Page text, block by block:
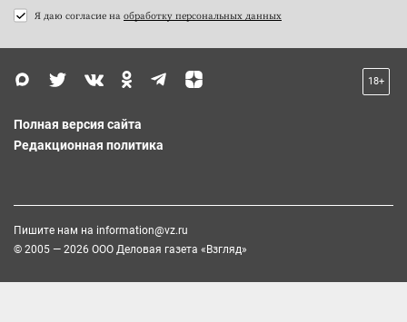
Я даю согласие на обработку персональных данных
18+
Полная версия сайта
Редакционная политика
Пишите нам на information@vz.ru
© 2005 — 2026 ООО Деловая газета «Взгляд»